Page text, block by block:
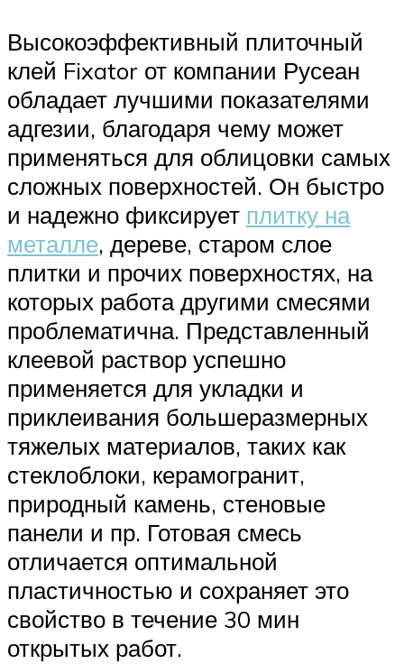
Высокоэффективный плиточный
клей Fixator от компании Русеан
обладает лучшими показателями
адгезии, благодаря чему может
применяться для облицовки самых
сложных поверхностей. Он быстро
и надежно фиксирует плитку на
металле, дереве, старом слое
плитки и прочих поверхностях, на
которых работа другими смесями
проблематична. Представленный
клеевой раствор успешно
применяется для укладки и
приклеивания большеразмерных
тяжелых материалов, таких как
стеклоблоки, керамогранит,
природный камень, стеновые
панели и пр. Готовая смесь
отличается оптимальной
пластичностью и сохраняет это
свойство в течение 30 мин
открытых работ.